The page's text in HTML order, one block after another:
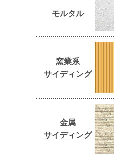
モルタル
窯業系
サイディング
金属
サイディング